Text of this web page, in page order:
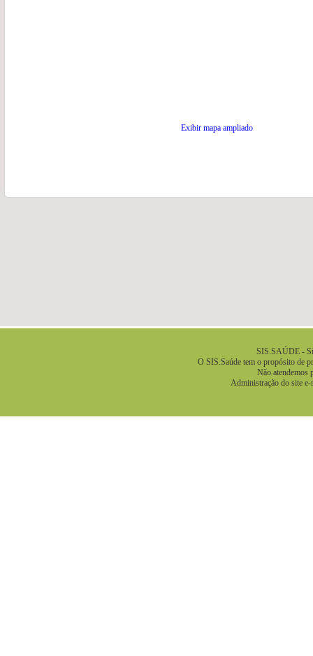
Exibir mapa ampliado
SIS.SAÚDE -
O SIS.Saúde tem o propósito de
Não atendemos
Administração do site